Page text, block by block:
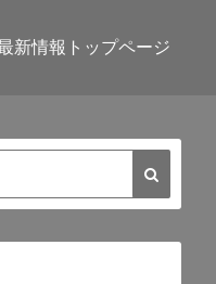
新情報トップページ